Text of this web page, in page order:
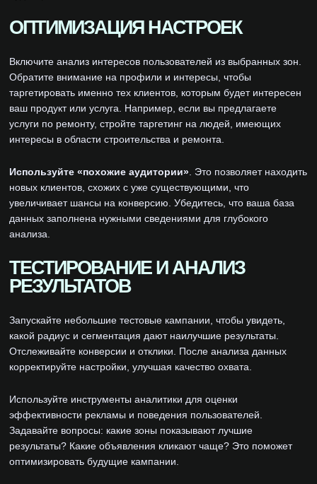
ОПТИМИЗАЦИЯ НАСТРОЕК
Включите анализ интересов пользователей из выбранных зон.
Обратите внимание на профили и интересы, чтобы
таргетировать именно тех клиентов, которым будет интересен
ваш продукт или услуга. Например, если вы предлагаете
услуги по ремонту, стройте таргетинг на людей, имеющих
интересы в области строительства и ремонта.
Используйте «похожие аудитории» . Это позволяет находить
новых клиентов, схожих с уже существующими, что
увеличивает шансы на конверсию. Убедитесь, что ваша база
данных заполнена нужными сведениями для глубокого
анализа.
ТЕСТИРОВАНИЕ И АНАЛИЗ
РЕЗУЛЬТАТОВ
Запускайте небольшие тестовые кампании, чтобы увидеть,
какой радиус и сегментация дают наилучшие результаты.
Отслеживайте конверсии и отклики. После анализа данных
корректируйте настройки, улучшая качество охвата.
Используйте инструменты аналитики для оценки
эффективности рекламы и поведения пользователей.
Задавайте вопросы: какие зоны показывают лучшие
результаты? Какие объявления кликают чаще? Это поможет
оптимизировать будущие кампании.